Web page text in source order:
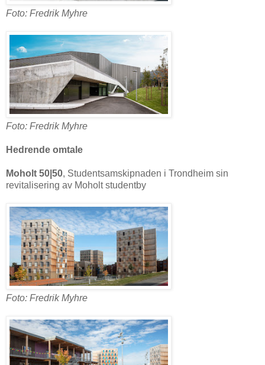
Foto: Fredrik Myhre
Foto: Fredrik Myhre
Hedrende omtale
Moholt 50|50, Studentsamskipnaden i Trondheim sin
revitalisering av Moholt studentby
Foto: Fredrik Myhre